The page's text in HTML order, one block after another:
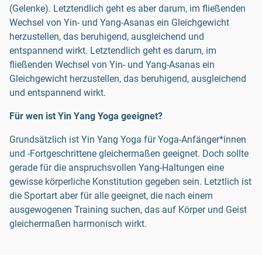
(Gelenke). Letztendlich geht es aber darum, im fließenden
Wechsel von Yin- und Yang-Asanas ein Gleichgewicht
herzustellen, das beruhigend, ausgleichend und
entspannend wirkt. Letztendlich geht es darum, im
fließenden Wechsel von Yin- und Yang-Asanas ein
Gleichgewicht herzustellen, das beruhigend, ausgleichend
und entspannend wirkt.
Für wen ist Yin Yang Yoga geeignet?
Grundsätzlich ist Yin Yang Yoga für Yoga-Anfänger*innen
und -Fortgeschrittene gleichermaßen geeignet. Doch sollte
gerade für die anspruchsvollen Yang-Haltungen eine
gewisse körperliche Konstitution gegeben sein. Letztlich ist
die Sportart aber für alle geeignet, die nach einem
ausgewogenen Training suchen, das auf Körper und Geist
gleichermaßen harmonisch wirkt.